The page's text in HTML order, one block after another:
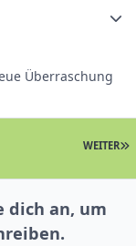
Überraschung
WEITER
dich an, um